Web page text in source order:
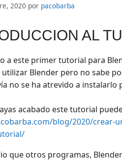
2020 por pacobarba
AL
a este primer tutorial para
Blender pero no sabe
no se ha atrevido a instalarlo
acabado este tutorial
blog/2020/crear-
que otros programas,